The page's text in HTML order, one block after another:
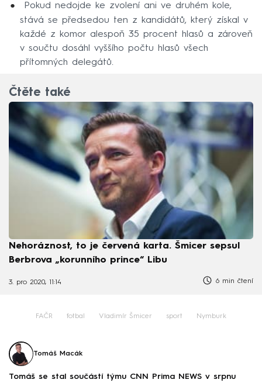
Pokud nedojde ke zvolení ani ve druhém kole,
stává se předsedou ten z kandidátů, který získal v
každé z komor alespoň 35 procent hlasů a zároveň
v součtu dosáhl vyššího počtu hlasů všech
přítomných delegátů.
Čtěte také
Nehoráznost, to je červená karta. Šmicer sepsul
Berbrova „korunního prince“ Libu
3. pro 2020, 11:14 6 min čtení
FAČR fotbal Vladimír Šmicer sport Nymburk
Tomáš Macák
Tomáš se stal součástí týmu CNN Prima NEWS v srpnu